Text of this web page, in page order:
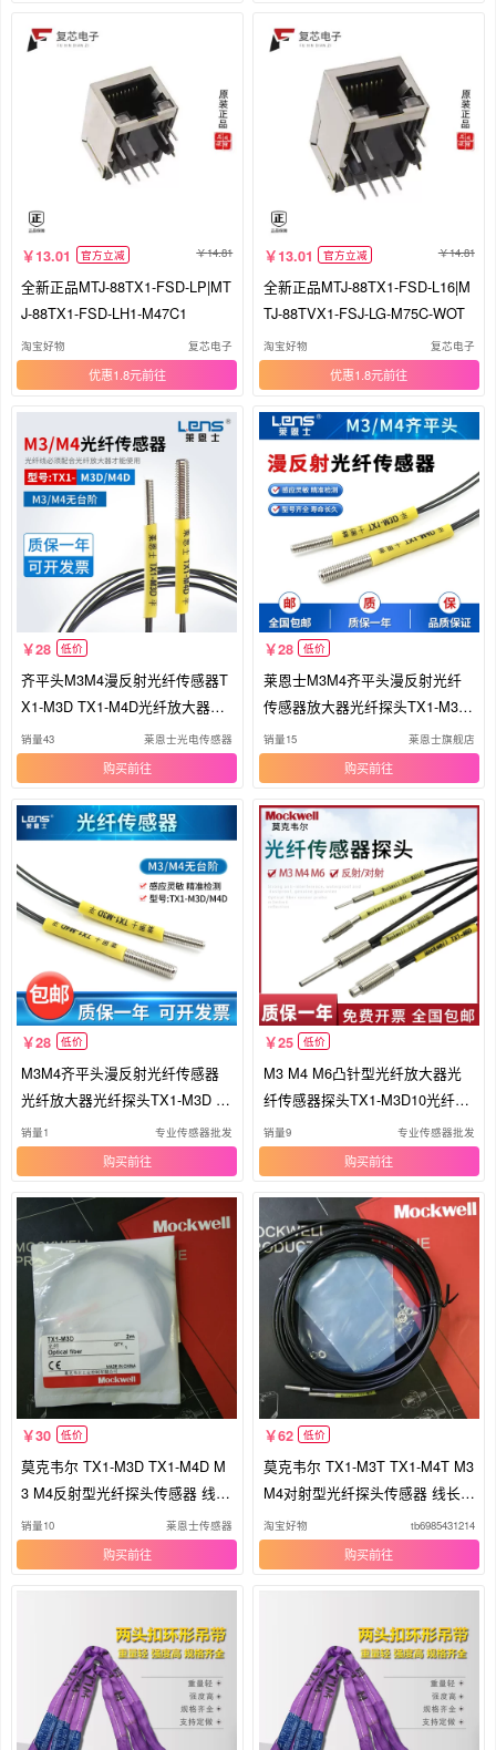
13.01 官方立减 14.81
全新正品MTJ-88TX1-FSD-LP|MT
J-88TX1-FSD-LH1-M47C1
淘宝好物 复芯电子
优惠1.8元
13.01 官方立减 14.81
全新正品MTJ-88TX1-FSD-L16|M
TJ-88TVX1-FSJ-LG-M75C-WOT
淘宝好物 复芯电子
优惠1.8元
28 低价
齐平头M3M4漫反射光纤传感器T
X1-M3D TX1-M4D光纤放大器探
头
销量43 莱恩士光电传感器
购买
28 低价
莱恩士M3M4齐平头漫反射光纤
传感器放大器光纤探头TX1-M3D/
M4D
销量15 莱恩士旗舰店
购买
28 低价
M3M4齐平头漫反射光纤传感器
光纤放大器光纤探头TX1-M3D T
X1-M4D
销量1 专业传感器批发
购买
25 低价
M3 M4 M6凸针型光纤放大器光
纤传感器探头TX1-M3D10光纤线
反射型
销量9 专业传感器批发
购买
30 低价
莫克韦尔 TX1-M3D TX1-M4D M
3 M4反射型光纤探头传感器 线长
1m
销量10 莱恩士传感器
购买
62 低价
莫克韦尔 TX1-M3T TX1-M4T M3
M4对射型光纤探头传感器 线长1
m
淘宝好物 tb6985431214
购买